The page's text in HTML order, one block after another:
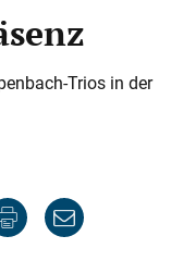
Trios in der